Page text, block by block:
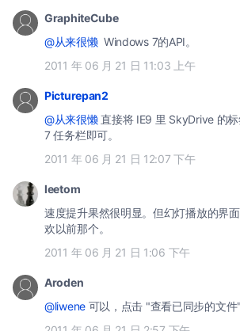
GraphiteCube
@从来很懒Windows 7的API。
2011 年 06 月 21 日 11:03 上午
Picturepan2
@从来很懒直接将 IE9 里 SkyDrive 的
7 任务栏即可。
2011 年 06 月 21 日 12:07 下午
leetom
速度提升果然很明显。但幻灯播放的界
欢以前那个。
2011 年 06 月 21 日 1:06 下午
Aroden
@liwene可以，点击 "查看已同步的文件"